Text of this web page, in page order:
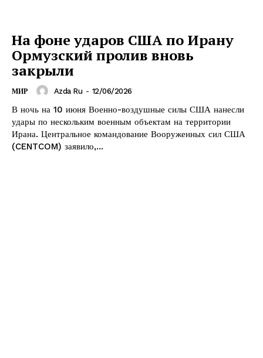
На фоне ударов США по Ирану
Ормузский пролив вновь
закрыли
МИР Azda Ru - 12/06/2026
В ночь на 10 июня Военно-воздушные силы США нанесли
удары по нескольким военным объектам на территории
Ирана. Центральное командование Вооруженных сил США
(CENTCOM) заявило,...